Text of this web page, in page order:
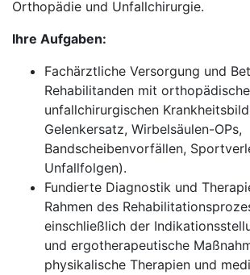
Orthopädie und Unfallchirurgie.
Ihre Aufgaben:
Fachärztliche Versorgung und
Rehabilitanden mit
unfallchirurgischen
Gelenkersatz, Wirbelsäulen-OPs,
Bandscheibenvorfällen,
Unfallfolgen).
Fundierte Diagnostik und
Rahmen des
einschließlich der
und ergotherapeutische
physikalische Therapien und